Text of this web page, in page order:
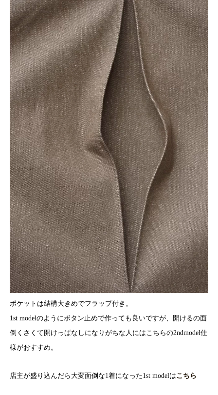
ポケットは結構大きめでフラップ付き。
1st modelのようにボタン止めで作っても良いですが、開けるの面
倒くさくて開けっぱなしになりがちな人にはこちらの2ndmodel仕
様がおすすめ。
店主が盛り込んだら大変面倒な1着になった1st modelはこちら